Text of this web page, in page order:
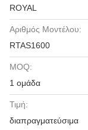
ROYAL
Αριθμός Μοντέλου:
RTAS1600
MOQ:
1 ομάδα
Τιμή:
διαπραγματεύσιμα